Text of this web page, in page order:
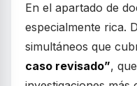
En el apartado de
especialmente rica.
simultáneos que
caso revisado”,